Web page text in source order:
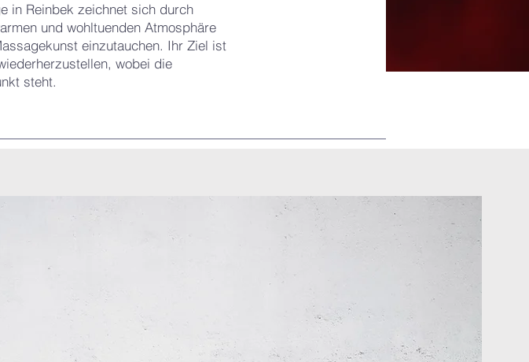
in Reinbek zeichnet sich durch
und wohltuenden Atmosphäre
einzutauchen. Ihr Ziel ist
wobei die
steht.